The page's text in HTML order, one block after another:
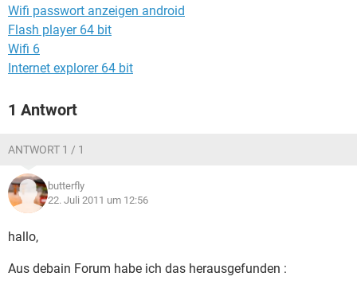
Wifi passwort anzeigen android
Flash player 64 bit
Wifi 6
Internet explorer 64 bit
1 Antwort
ANTWORT 1 / 1
butterfly
22. Juli 2011 um 12:56
hallo,
Aus debain Forum habe ich das herausgefunden :